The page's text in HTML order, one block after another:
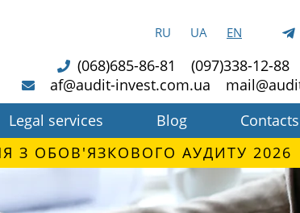
RU UA EN
(068)685-86-81 (097)338-12-88
af@audit-invest.com.ua
Legal services Blog
Contacts
З ОБОВ'ЯЗКОВОГО АУДИТУ 2026